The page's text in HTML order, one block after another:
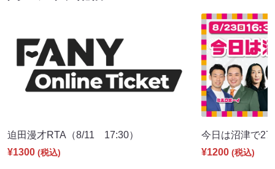
迫田漫才RTA（8/11 17:30）
¥1300 (税込)
今日は沼津で
¥1200 (税込)